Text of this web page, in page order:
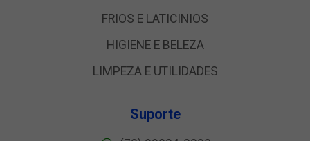
FRIOS E LATICINIOS
HIGIENE E BELEZA
LIMPEZA E UTILIDADES
Suporte